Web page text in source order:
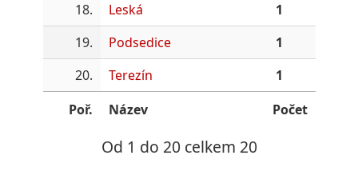
18.
Leská
1
19.
Podsedice
1
20.
Terezín
1
Poř.
Název Počet
Od 1 do 20 celkem 20